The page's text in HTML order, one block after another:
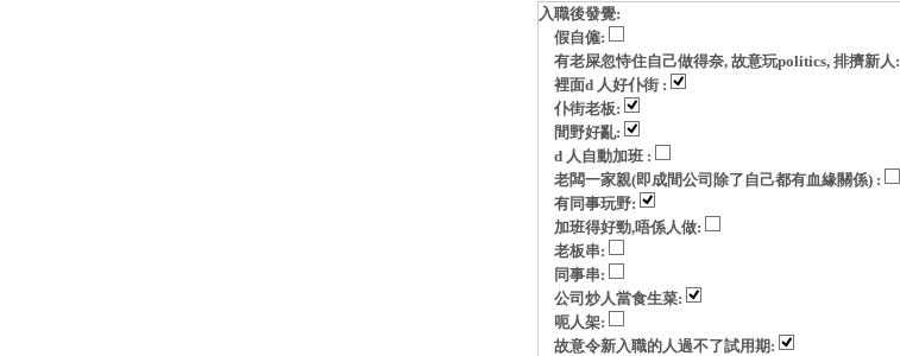
入職後發覺:
假自僱:
有老屎忽恃住自己做得奈, 故意玩politics, 排擠新人:
裡面d 人好仆街 :
仆街老板:
間野好亂:
d 人自動加班 :
老闆一家親(即成間公司除了自己都有血緣關係) :
有同事玩野:
加班得好勁,唔係人做:
老板串:
同事串:
公司炒人當食生菜:
呃人架:
故意令新入職的人過不了試用期: